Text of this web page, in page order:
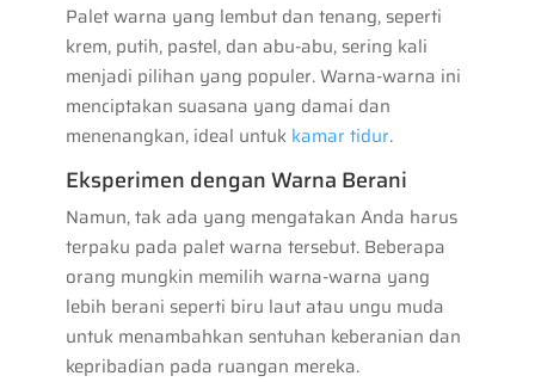
Palet warna yang lembut dan tenang, seperti
krem, putih, pastel, dan abu-abu, sering kali
menjadi pilihan yang populer. Warna-warna ini
menciptakan suasana yang damai dan
menenangkan, ideal untukkamar tidur.
Eksperimen dengan Warna Berani
Namun, tak ada yang mengatakan Anda harus
terpaku pada palet warna tersebut. Beberapa
orang mungkin memilih warna-warna yang
lebih berani seperti biru laut atau ungu muda
untuk menambahkan sentuhan keberanian dan
kepribadian pada ruangan mereka.